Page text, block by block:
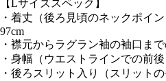
【Lサイズスペック】
・着丈（後ろ見頃のネックポイ
97cm
・襟元からラグラン袖の袖口ま
・身幅（ウエストラインでの前
・後ろスリット入り（スリット